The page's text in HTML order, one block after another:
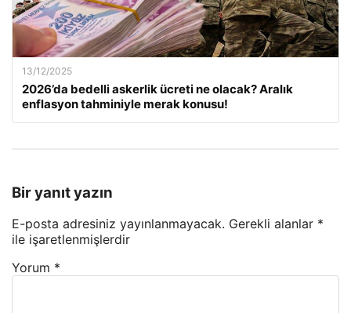
13/12/2025
2026’da bedelli askerlik ücreti ne olacak? Aralık
enflasyon tahminiyle merak konusu!
Bir yanıt yazın
E-posta adresiniz yayınlanmayacak. Gerekli alanlar *
ile işaretlenmişlerdir
Yorum *